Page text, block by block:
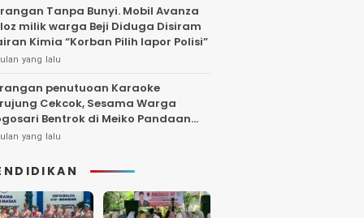
Tanpa Bunyi. Mobil Avanza
milik warga Beji Diduga Disiram
Kimia “Korban Pilih lapor Polisi”
yang lalu
penutuoan Karaoke
Cekcok, Sesama Warga
Bentrok di Meiko Pandaan
Larut Malam
yang lalu